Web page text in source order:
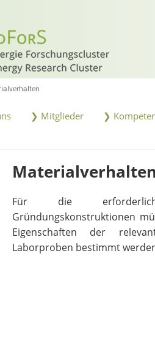
❯ Mitglieder ❯
Für die
Gründungskonstruktionen
Eigenschaften der
Laborproben bestimmt